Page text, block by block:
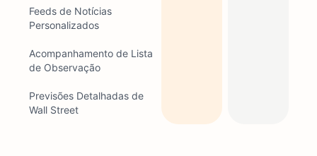
Feeds de Notícias
Personalizados
Acompanhamento de Lista
de Observação
Previsões Detalhadas de
Wall Street